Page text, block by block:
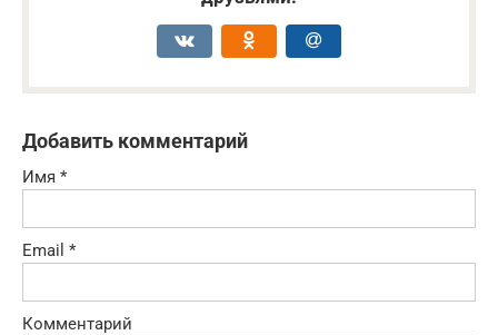
Добавить комментарий
Имя *
Email *
Комментарий